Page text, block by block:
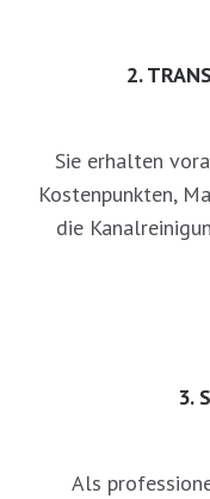
2.
Sie erhalten
Kostenpunkten,
die
3.
Als